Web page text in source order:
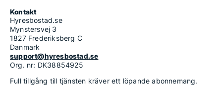
Kontakt
Hyresbostad.se
Mynstersvej 3
1827 Frederiksberg C
Danmark
support@hyresbostad.se
Org. nr: DK38854925
Full tillgång till tjänsten kräver ett löpande abonnemang.